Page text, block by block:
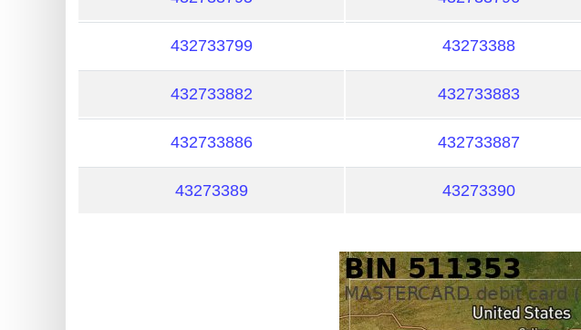
Lookup
BIN
/
432733799 43273388
432733882 432733883
432733886 432733887
43273389 43273390